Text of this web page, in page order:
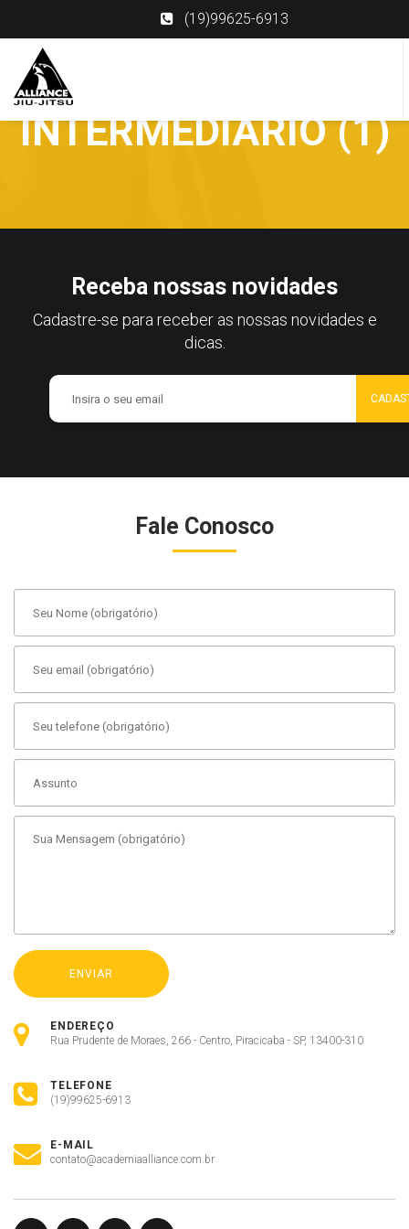
(19)99625-6913
INTERMEDIÁRIO (1)
Receba nossas novidades
Cadastre-se para receber as nossas novidades e
dicas.
Fale Conosco
ENDEREÇO
Rua Prudente de Moraes, 266 - Centro, Piracicaba - SP, 13400-310
TELEFONE
(19)99625-6913
E-MAIL
contato@academiaalliance.com.br